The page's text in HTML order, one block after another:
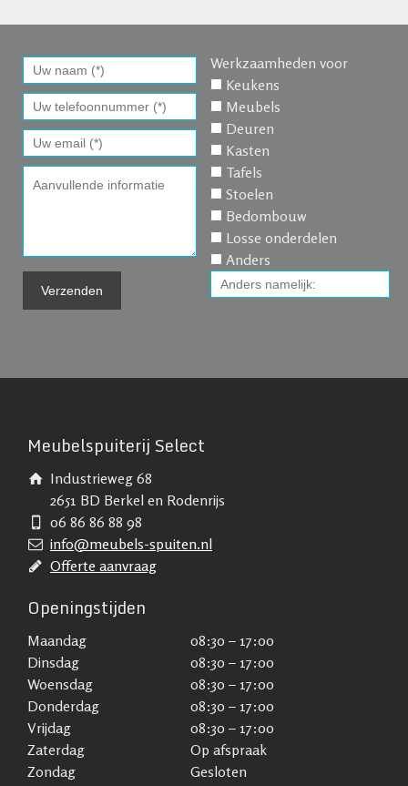
Werkzaamheden voor
Keukens
Meubels
Deuren
Kasten
Tafels
Stoelen
Bedombouw
Losse onderdelen
Anders
Meubelspuiterij Select
Industrieweg 68
2651 BD Berkel en Rodenrijs
06 86 86 88 98
info@meubels-spuiten.nl
Offerte aanvraag
Openingstijden
Maandag
08:30 – 17:00
Dinsdag
08:30 – 17:00
Woensdag
08:30 – 17:00
Donderdag
08:30 – 17:00
Vrijdag
08:30 – 17:00
Zaterdag
Op afspraak
Zondag
Gesloten